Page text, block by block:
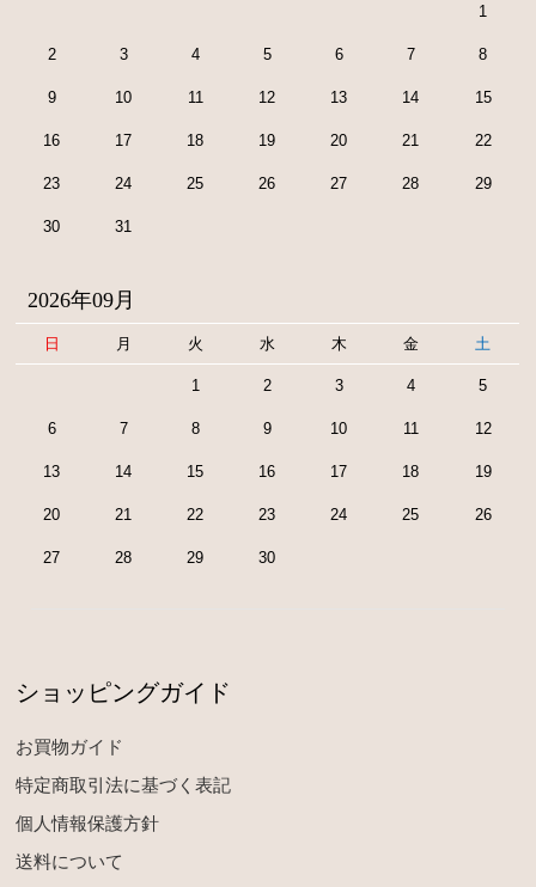
1
2 3 4 5 6 7 8
9 10 11 12 13 14 15
16 17 18 19 20 21 22
23 24 25 26 27 28 29
30 31
2026年09月
日 月 火 水 木 金 土
1 2 3 4 5
6 7 8 9 10 11 12
13 14 15 16 17 18 19
20 21 22 23 24 25 26
27 28 29 30
ショッピングガイド
お買物ガイド
特定商取引法に基づく表記
個人情報保護方針
送料について